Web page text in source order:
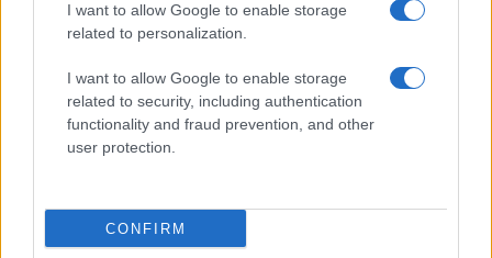
I want to allow Google to enable storage
related to personalization.
I want to allow Google to enable storage
related to security, including authentication
functionality and fraud prevention, and other
user protection.
CONFIRM
Miért szegeződött minden
figyelem az izraeli parlament
nyitó ülésére?
Megyeri Jonatán
2022. május 10.